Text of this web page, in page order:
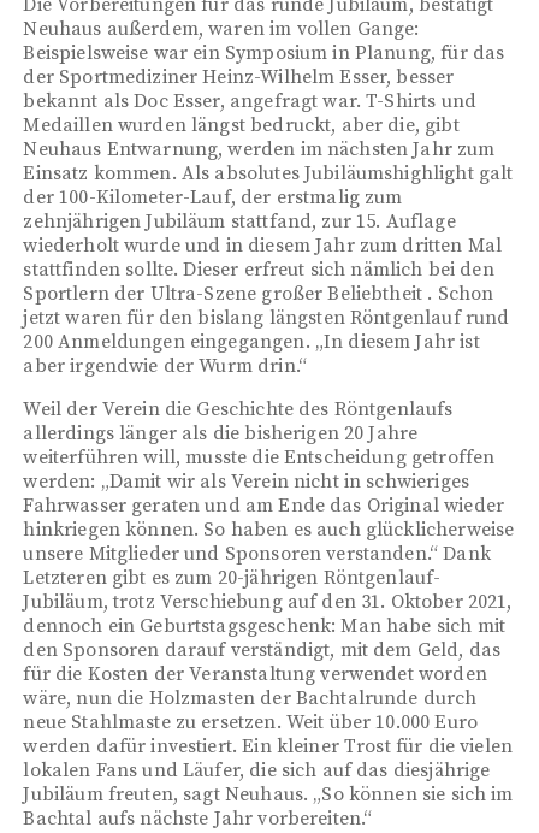
Die Vorbereitungen für das runde Jubiläum, bestätigt
Neuhaus außerdem, waren im vollen Gange:
Beispielsweise war ein Symposium in Planung, für das
der Sportmediziner Heinz-Wilhelm Esser, besser
bekannt als Doc Esser, angefragt war. T-Shirts und
Medaillen wurden längst bedruckt, aber die, gibt
Neuhaus Entwarnung, werden im nächsten Jahr zum
Einsatz kommen. Als absolutes Jubiläumshighlight galt
der 100-Kilometer-Lauf, der erstmalig zum
zehnjährigen Jubiläum stattfand, zur 15. Auflage
wiederholt wurde und in diesem Jahr zum dritten Mal
stattfinden sollte. Dieser erfreut sich nämlich bei den
Sportlern der Ultra-Szene großer Beliebtheit . Schon
jetzt waren für den bislang längsten Röntgenlauf rund
200 Anmeldungen eingegangen. „In diesem Jahr ist
aber irgendwie der Wurm drin.“
Weil der Verein die Geschichte des Röntgenlaufs
allerdings länger als die bisherigen 20 Jahre
weiterführen will, musste die Entscheidung getroffen
werden: „Damit wir als Verein nicht in schwieriges
Fahrwasser geraten und am Ende das Original wieder
hinkriegen können. So haben es auch glücklicherweise
unsere Mitglieder und Sponsoren verstanden.“ Dank
Letzteren gibt es zum 20-jährigen Röntgenlauf-
Jubiläum, trotz Verschiebung auf den 31. Oktober 2021,
dennoch ein Geburtstagsgeschenk: Man habe sich mit
den Sponsoren darauf verständigt, mit dem Geld, das
für die Kosten der Veranstaltung verwendet worden
wäre, nun die Holzmasten der Bachtalrunde durch
neue Stahlmaste zu ersetzen. Weit über 10.000 Euro
werden dafür investiert. Ein kleiner Trost für die vielen
lokalen Fans und Läufer, die sich auf das diesjährige
Jubiläum freuten, sagt Neuhaus. „So können sie sich im
Bachtal aufs nächste Jahr vorbereiten.“